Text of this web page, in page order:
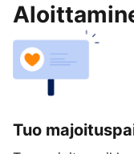
Tuo